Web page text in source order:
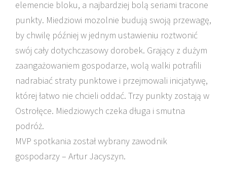
elemencie bloku, a najbardziej bolą seriami tracone
punkty. Miedziowi mozolnie budują swoją przewagę,
by chwilę później w jednym ustawieniu roztwonić
swój cały dotychczasowy dorobek. Grający z dużym
zaangażowaniem gospodarze, wolą walki potrafili
nadrabiać straty punktowe i przejmowali inicjatywę,
której łatwo nie chcieli oddać. Trzy punkty zostają w
Ostrołęce. Miedziowych czeka długa i smutna
podróż.
MVP spotkania został wybrany zawodnik
gospodarzy – Artur Jacyszyn.